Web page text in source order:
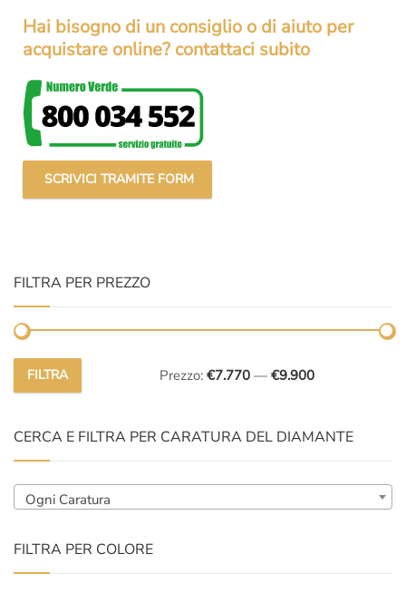
Hai bisogno di un consiglio o di aiuto per
acquistare online? contattaci subito
SCRIVICI TRAMITE FORM
FILTRA PER PREZZO
Prezzo
Prezzo
FILTRA Prezzo: €7.770 — €9.900
CERCA E FILTRA PER CARATURA DEL DIAMANTE
Ogni Caratura
FILTRA PER COLORE